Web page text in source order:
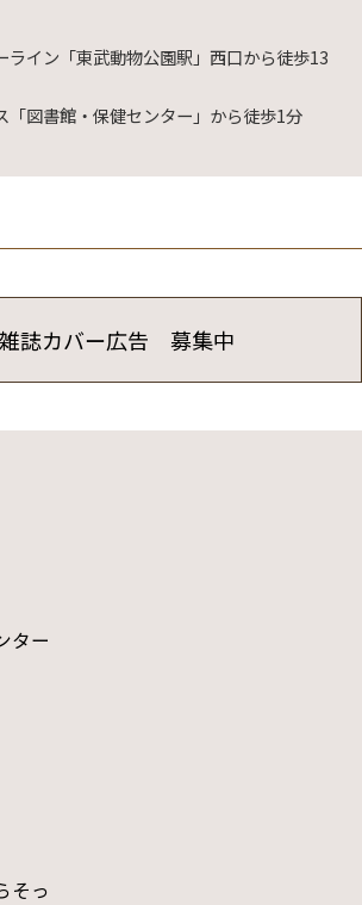
ライン「東武動物公園駅」西口から徒歩13
「図書館・保健センター」から徒歩1分
誌カバー広告 募集中
ター
そっ